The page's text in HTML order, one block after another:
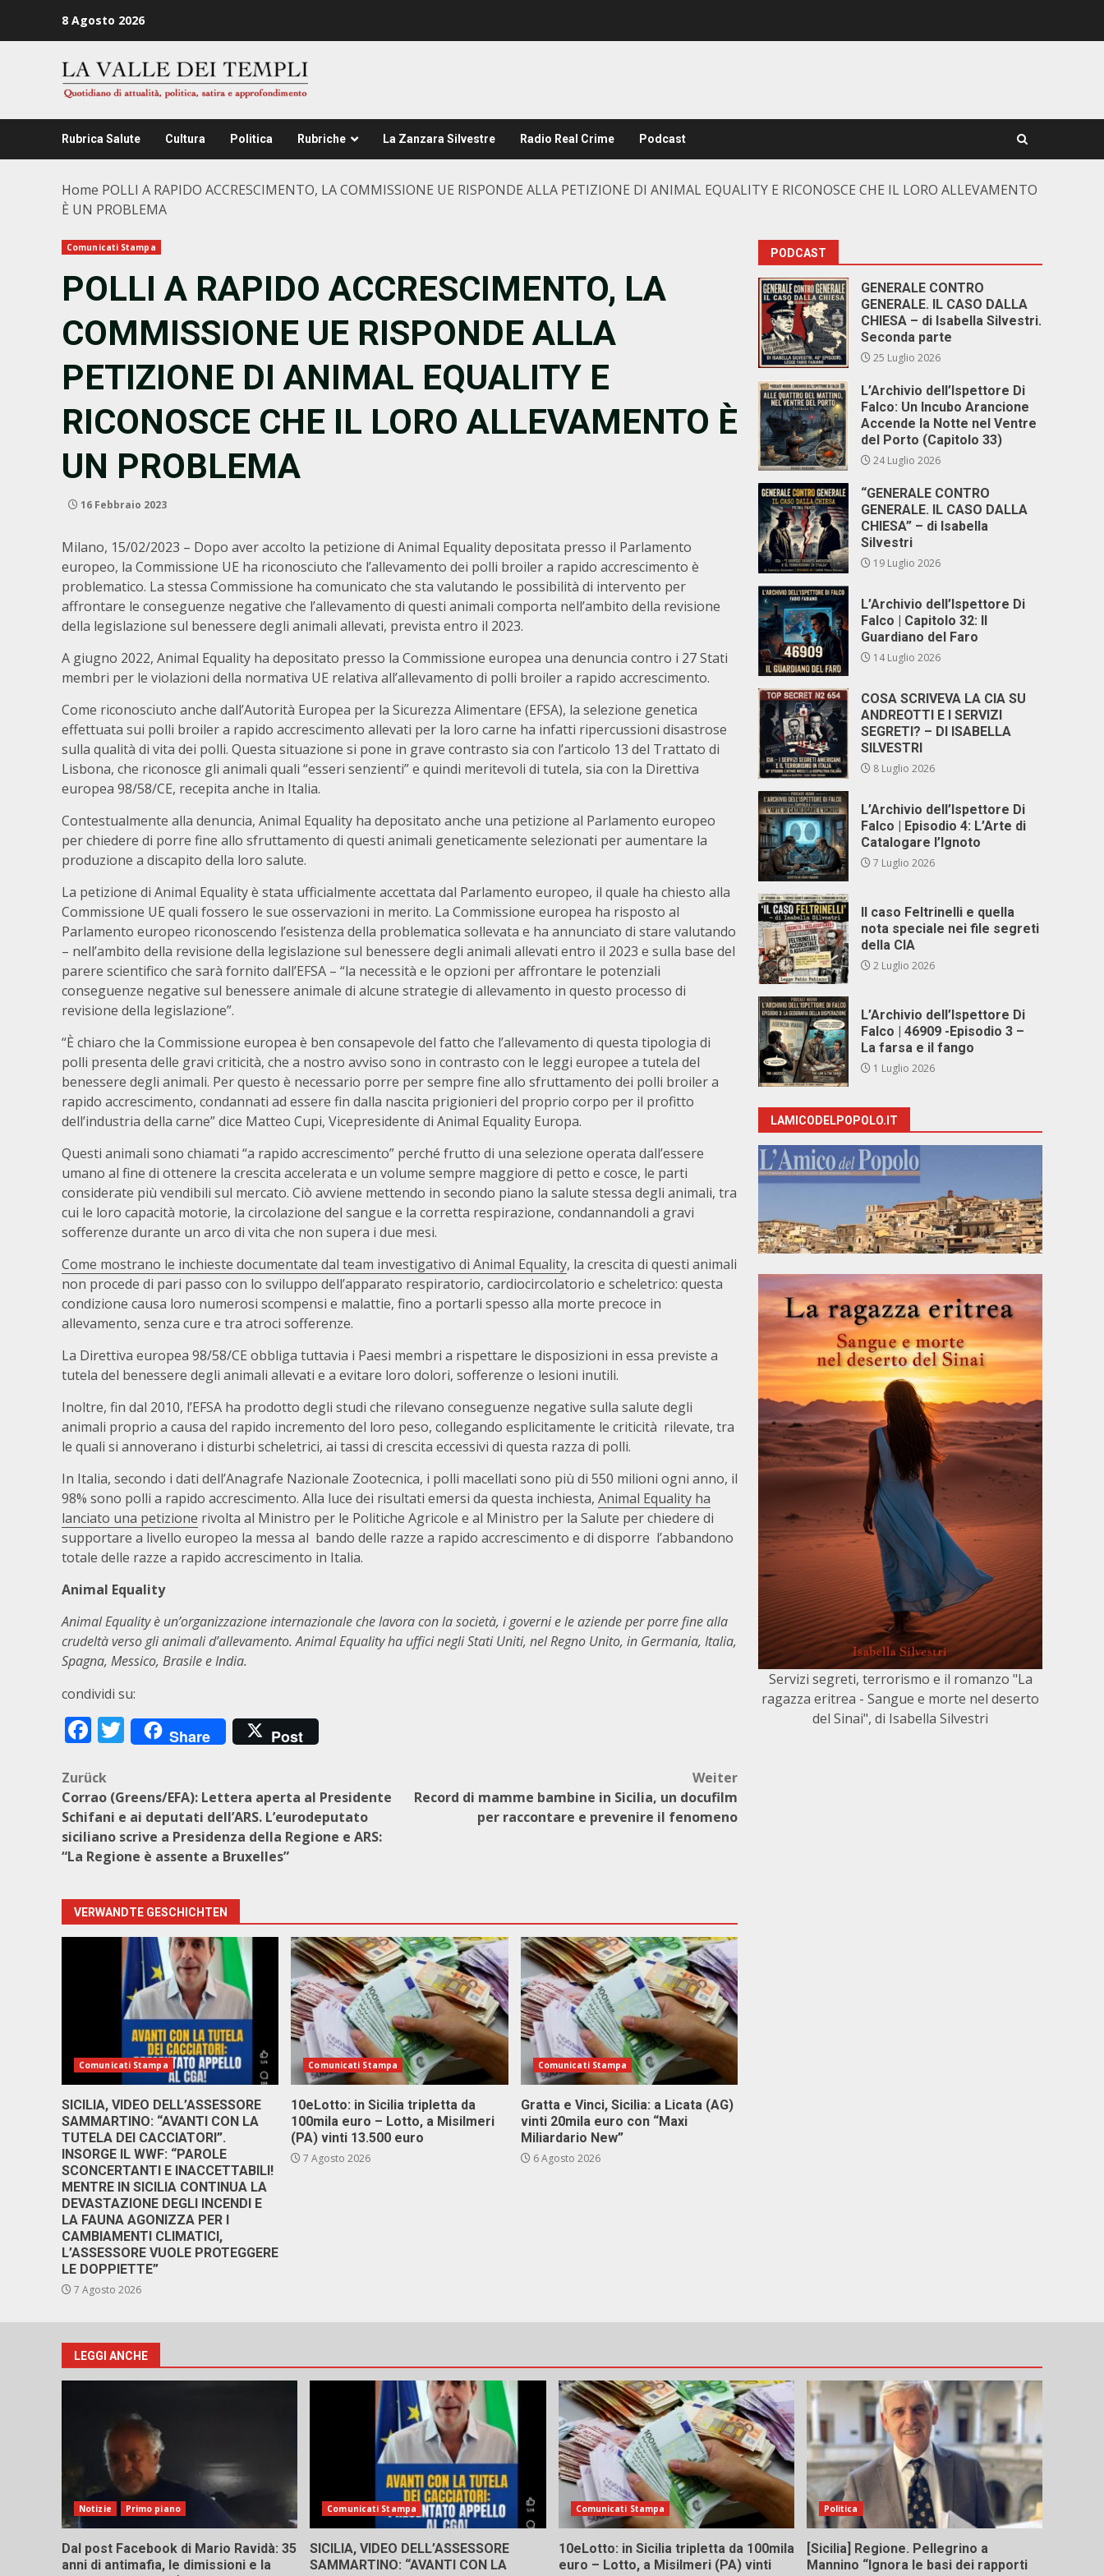
8 Agosto 2026
Rubrica Salute Cultura Politica Rubriche La Zanzara Silvestre Radio Real Crime Podcast
Home POLLI A RAPIDO ACCRESCIMENTO, LA COMMISSIONE UE RISPONDE ALLA PETIZIONE DI ANIMAL EQUALITY E RICONOSCE CHE IL LORO ALLEVAMENTO
È UN PROBLEMA
Comunicati Stampa
POLLI A RAPIDO ACCRESCIMENTO, LA
COMMISSIONE UE RISPONDE ALLA
PETIZIONE DI ANIMAL EQUALITY E
RICONOSCE CHE IL LORO ALLEVAMENTO È
UN PROBLEMA
16 Febbraio 2023
Milano, 15/02/2023 – Dopo aver accolto la petizione di Animal Equality depositata presso il Parlamento
europeo, la Commissione UE ha riconosciuto che l’allevamento dei polli broiler a rapido accrescimento è
problematico. La stessa Commissione ha comunicato che sta valutando le possibilità di intervento per
affrontare le conseguenze negative che l’allevamento di questi animali comporta nell’ambito della revisione
della legislazione sul benessere degli animali allevati, prevista entro il 2023.
A giugno 2022, Animal Equality ha depositato presso la Commissione europea una denuncia contro i 27 Stati
membri per le violazioni della normativa UE relativa all’allevamento di polli broiler a rapido accrescimento.
Come riconosciuto anche dall’Autorità Europea per la Sicurezza Alimentare (EFSA), la selezione genetica
effettuata sui polli broiler a rapido accrescimento allevati per la loro carne ha infatti ripercussioni disastrose
sulla qualità di vita dei polli. Questa situazione si pone in grave contrasto sia con l’articolo 13 del Trattato di
Lisbona, che riconosce gli animali quali “esseri senzienti” e quindi meritevoli di tutela, sia con la Direttiva
europea 98/58/CE, recepita anche in Italia.
Contestualmente alla denuncia, Animal Equality ha depositato anche una petizione al Parlamento europeo
per chiedere di porre fine allo sfruttamento di questi animali geneticamente selezionati per aumentare la
produzione a discapito della loro salute.
La petizione di Animal Equality è stata ufficialmente accettata dal Parlamento europeo, il quale ha chiesto alla
Commissione UE quali fossero le sue osservazioni in merito. La Commissione europea ha risposto al
Parlamento europeo riconoscendo l’esistenza della problematica sollevata e ha annunciato di stare valutando
– nell’ambito della revisione della legislazione sul benessere degli animali allevati entro il 2023 e sulla base del
parere scientifico che sarà fornito dall’EFSA – “la necessità e le opzioni per affrontare le potenziali
conseguenze negative sul benessere animale di alcune strategie di allevamento in questo processo di
revisione della legislazione”.
“È chiaro che la Commissione europea è ben consapevole del fatto che l’allevamento di questa tipologia di
polli presenta delle gravi criticità, che a nostro avviso sono in contrasto con le leggi europee a tutela del
benessere degli animali. Per questo è necessario porre per sempre fine allo sfruttamento dei polli broiler a
rapido accrescimento, condannati ad essere fin dalla nascita prigionieri del proprio corpo per il profitto
dell’industria della carne” dice Matteo Cupi, Vicepresidente di Animal Equality Europa.
Questi animali sono chiamati “a rapido accrescimento” perché frutto di una selezione operata dall’essere
umano al fine di ottenere la crescita accelerata e un volume sempre maggiore di petto e cosce, le parti
considerate più vendibili sul mercato. Ciò avviene mettendo in secondo piano la salute stessa degli animali, tra
cui le loro capacità motorie, la circolazione del sangue e la corretta respirazione, condannandoli a gravi
sofferenze durante un arco di vita che non supera i due mesi.
Come mostrano le inchieste documentate dal team investigativo di Animal Equality, la crescita di questi animali
non procede di pari passo con lo sviluppo dell’apparato respiratorio, cardiocircolatorio e scheletrico: questa
condizione causa loro numerosi scompensi e malattie, fino a portarli spesso alla morte precoce in
allevamento, senza cure e tra atroci sofferenze.
La Direttiva europea 98/58/CE obbliga tuttavia i Paesi membri a rispettare le disposizioni in essa previste a
tutela del benessere degli animali allevati e a evitare loro dolori, sofferenze o lesioni inutili.
Inoltre, fin dal 2010, l’EFSA ha prodotto degli studi che rilevano conseguenze negative sulla salute degli
animali proprio a causa del rapido incremento del loro peso, collegando esplicitamente le criticità rilevate, tra
le quali si annoverano i disturbi scheletrici, ai tassi di crescita eccessivi di questa razza di polli.
In Italia, secondo i dati dell’Anagrafe Nazionale Zootecnica, i polli macellati sono più di 550 milioni ogni anno, il
98% sono polli a rapido accrescimento. Alla luce dei risultati emersi da questa inchiesta, Animal Equality ha
lanciato una petizione rivolta al Ministro per le Politiche Agricole e al Ministro per la Salute per chiedere di
supportare a livello europeo la messa al bando delle razze a rapido accrescimento e di disporre l’abbandono
totale delle razze a rapido accrescimento in Italia.
Animal Equality
Animal Equality è un’organizzazione internazionale che lavora con la società, i governi e le aziende per porre fine alla
crudeltà verso gli animali d’allevamento. Animal Equality ha uffici negli Stati Uniti, nel Regno Unito, in Germania, Italia,
Spagna, Messico, Brasile e India.
condividi su:
Facebook
Twitter
Share Post
Beitragsnavigation
Zurück
Corrao (Greens/EFA): Lettera aperta al Presidente
Schifani e ai deputati dell’ARS. L’eurodeputato
siciliano scrive a Presidenza della Regione e ARS:
“La Regione è assente a Bruxelles”
Weiter
Record di mamme bambine in Sicilia, un docufilm
per raccontare e prevenire il fenomeno
VERWANDTE GESCHICHTEN
Comunicati Stampa
SICILIA, VIDEO DELL’ASSESSORE
SAMMARTINO: “AVANTI CON LA
TUTELA DEI CACCIATORI”.
INSORGE IL WWF: “PAROLE
SCONCERTANTI E INACCETTABILI!
MENTRE IN SICILIA CONTINUA LA
DEVASTAZIONE DEGLI INCENDI E
LA FAUNA AGONIZZA PER I
CAMBIAMENTI CLIMATICI,
L’ASSESSORE VUOLE PROTEGGERE
LE DOPPIETTE”
7 Agosto 2026
Comunicati Stampa
10eLotto: in Sicilia tripletta da
100mila euro – Lotto, a Misilmeri
(PA) vinti 13.500 euro
7 Agosto 2026
Comunicati Stampa
Gratta e Vinci, Sicilia: a Licata (AG)
vinti 20mila euro con “Maxi
Miliardario New”
6 Agosto 2026
PODCAST
GENERALE CONTRO
GENERALE. IL CASO DALLA
CHIESA – di Isabella Silvestri.
Seconda parte
25 Luglio 2026
L’Archivio dell’Ispettore Di
Falco: Un Incubo Arancione
Accende la Notte nel Ventre
del Porto (Capitolo 33)
24 Luglio 2026
“GENERALE CONTRO
GENERALE. IL CASO DALLA
CHIESA” – di Isabella
Silvestri
19 Luglio 2026
L’Archivio dell’Ispettore Di
Falco | Capitolo 32: Il
Guardiano del Faro
14 Luglio 2026
COSA SCRIVEVA LA CIA SU
ANDREOTTI E I SERVIZI
SEGRETI? – DI ISABELLA
SILVESTRI
8 Luglio 2026
L’Archivio dell’Ispettore Di
Falco | Episodio 4: L’Arte di
Catalogare l’Ignoto
7 Luglio 2026
Il caso Feltrinelli e quella
nota speciale nei file segreti
della CIA
2 Luglio 2026
L’Archivio dell’Ispettore Di
Falco | 46909 -Episodio 3 –
La farsa e il fango
1 Luglio 2026
LAMICODELPOPOLO.IT
Servizi segreti, terrorismo e il romanzo "La
ragazza eritrea - Sangue e morte nel deserto
del Sinai", di Isabella Silvestri
LEGGI ANCHE
Notizie Primo piano
Dal post Facebook di Mario Ravidà: 35
anni di antimafia, le dimissioni e la
Comunicati Stampa
SICILIA, VIDEO DELL’ASSESSORE
SAMMARTINO: “AVANTI CON LA
Comunicati Stampa
10eLotto: in Sicilia tripletta da 100mila
euro – Lotto, a Misilmeri (PA) vinti
Politica
[Sicilia] Regione. Pellegrino a
Mannino “Ignora le basi dei rapporti